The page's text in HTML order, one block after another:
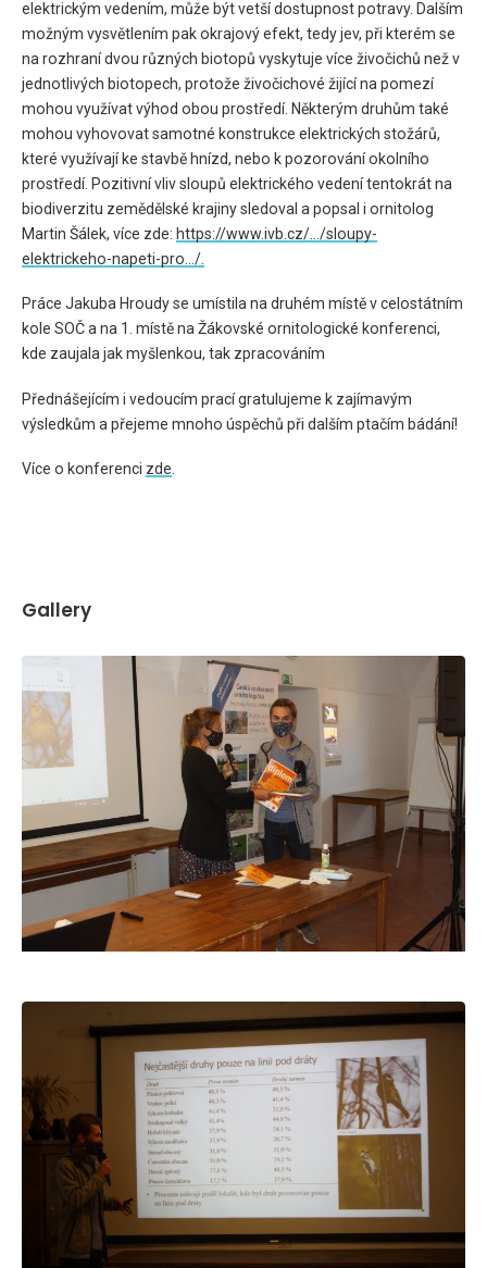
elektrickým vedením, může být vetší dostupnost potravy. Dalším
možným vysvětlením pak okrajový efekt, tedy jev, při kterém se
na rozhraní dvou různých biotopů vyskytuje více živočichů než v
jednotlivých biotopech, protože živočichové žijící na pomezí
mohou využívat výhod obou prostředí. Některým druhům také
mohou vyhovovat samotné konstrukce elektrických stožárů,
které využívají ke stavbě hnízd, nebo k pozorování okolního
prostředí. Pozitivní vliv sloupů elektrického vedení tentokrát na
biodiverzitu zemědělské krajiny sledoval a popsal i ornitolog
Martin Šálek, více zde: https://www.ivb.cz/…/sloupy-
elektrickeho-napeti-pro…/.
Práce Jakuba Hroudy se umístila na druhém místě v celostátním
kole SOČ a na 1. místě na Žákovské ornitologické konferenci,
kde zaujala jak myšlenkou, tak zpracováním
Přednášejícím i vedoucím prací gratulujeme k zajímavým
výsledkům a přejeme mnoho úspěchů při dalším ptačím bádání!
Více o konferenci zde
Gallery